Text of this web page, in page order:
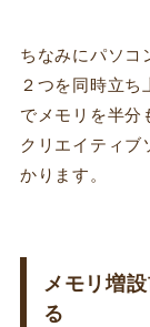
ちなみにパソ
２つを同時立ち
でメモリを半分
クリエイティブ
かります。
メモリ増
る